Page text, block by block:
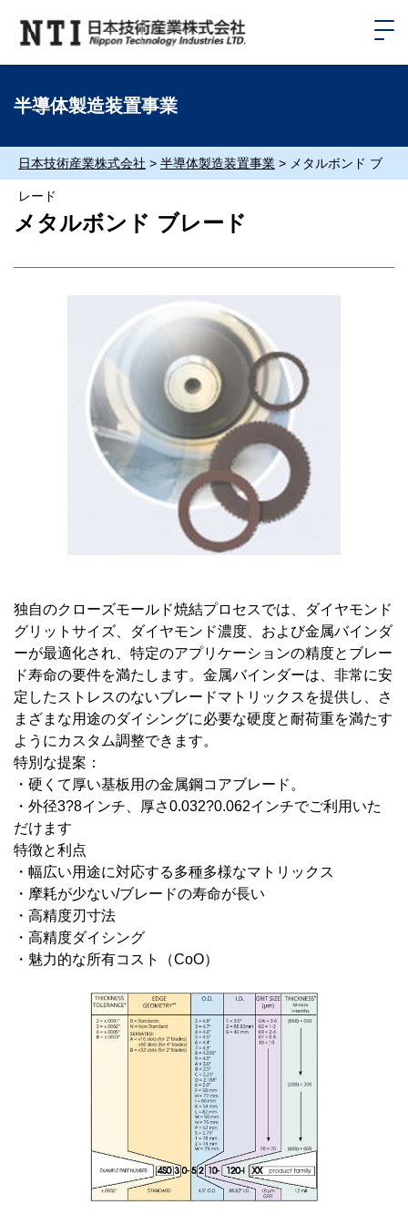
半導体製造装置事業
日本技術産業株式会社 > 半導体製造装置事業 > メタルボンド ブ
レード
メタルボンド ブレード
独自のクローズモールド焼結プロセスでは、ダイヤモンド
グリットサイズ、ダイヤモンド濃度、および金属バインダ
ーが最適化され、特定のアプリケーションの精度とブレー
ド寿命の要件を満たします。金属バインダーは、非常に安
定したストレスのないブレードマトリックスを提供し、さ
まざまな用途のダイシングに必要な硬度と耐荷重を満たす
ようにカスタム調整できます。
特別な提案：
・硬くて厚い基板用の金属鋼コアブレード。
・外径3?8インチ、厚さ0.032?0.062インチでご利用いた
だけます
特徴と利点
・幅広い用途に対応する多種多様なマトリックス
・摩耗が少ない/ブレードの寿命が長い
・高精度刃寸法
・高精度ダイシング
・魅力的な所有コスト（CoO）